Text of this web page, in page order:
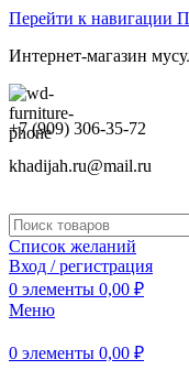
Перейти к навигации
Интернет-магазин
+7 (909) 306-35-72
khadijah.ru@mail.ru
Список желаний
Вход / регистрация
0 элементы 0,00 ₽
Меню
0 элементы 0,00 ₽